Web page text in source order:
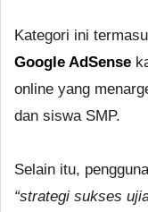
Kategori ini
Google AdSense
online yang
dan siswa SMP.
Selain itu,
“strategi sukses